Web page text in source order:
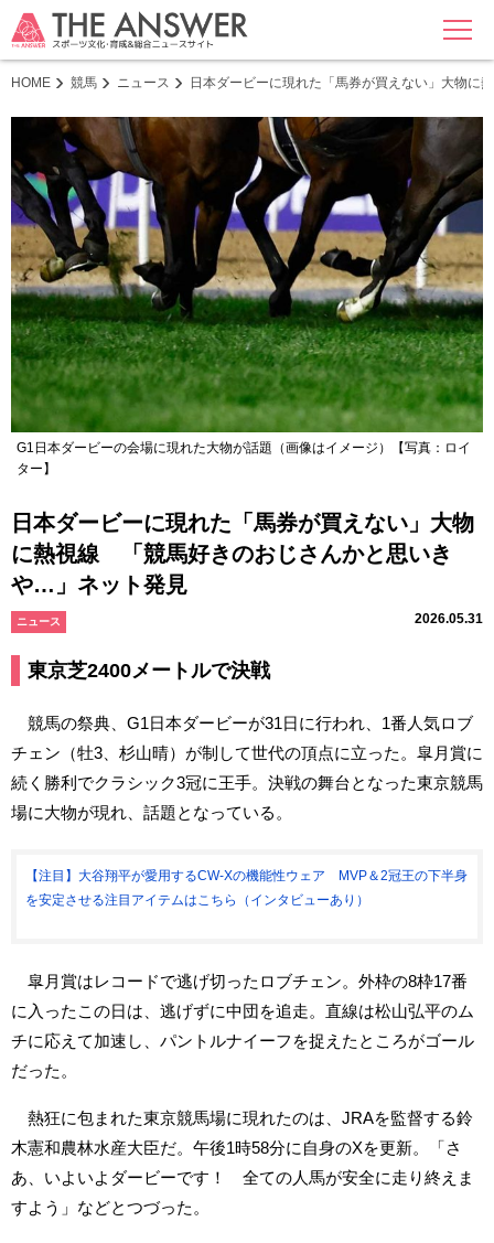
MENU
HOME 競馬 ニュース 日本ダービーに現れた「馬券が買えない」大物
G1日本ダービーの会場に現れた大物が話題（画像はイメージ）【写真：ロイ
ター】
日本ダービーに現れた「馬券が買えない」大物
に熱視線 「競馬好きのおじさんかと思いき
や…」ネット発見
ニュース 2026.05.31
東京芝2400メートルで決戦
競馬の祭典、G1日本ダービーが31日に行われ、1番人気ロブ
チェン（牡3、杉山晴）が制して世代の頂点に立った。皐月賞に
続く勝利でクラシック3冠に王手。決戦の舞台となった東京競馬
場に大物が現れ、話題となっている。
【注目】大谷翔平が愛用するCW-Xの機能性ウェア MVP＆2冠王の下半身
を安定させる注目アイテムはこちら（インタビューあり）
皐月賞はレコードで逃げ切ったロブチェン。外枠の8枠17番
に入ったこの日は、逃げずに中団を追走。直線は松山弘平のム
チに応えて加速し、パントルナイーフを捉えたところがゴール
だった。
熱狂に包まれた東京競馬場に現れたのは、JRAを監督する鈴
木憲和農林水産大臣だ。午後1時58分に自身のXを更新。「さ
あ、いよいよダービーです！ 全ての人馬が安全に走り終えま
すよう」などとつづった。